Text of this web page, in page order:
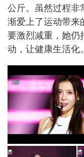
公斤。虽然过程非
渐爱上了运动带来
要激烈减重，她仍
动，让健康生活化。